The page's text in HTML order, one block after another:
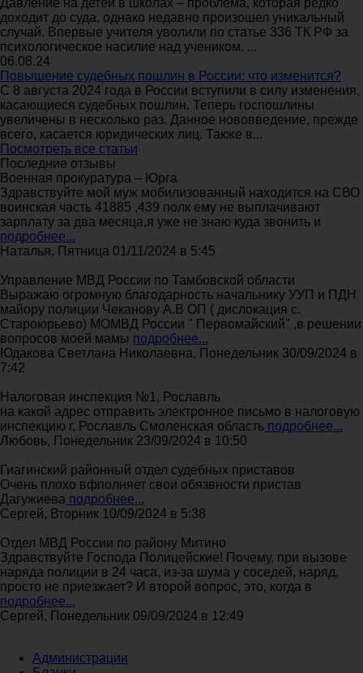
доходит до суда, однако недавно произошел уникальный
случай. Впервые учителя уволили по статье 336 ТК РФ за
психологическое насилие над учеником. ...
06.08.24
Повышение судебных пошлин в России: что изменится?
С 8 августа 2024 года в России вступили в силу изменения,
касающиеся судебных пошлин. Теперь госпошлины
увеличены в несколько раз. Данное нововведение, прежде
всего, касается юридических лиц. Также в...
Посмотреть все статьи
Последние отзывы
Военная прокуратура – Юрга
Здравствуйте мой муж мобилизованный находится на СВО
воинская часть 41885 ,439 полк ему не выплачивают
зарплату за два месяца,я уже не знаю куда звонить и
подробнее...
Наталья, Пятница 01/11/2024 в 5:45
Управление МВД России по Тамбовской области
Выражаю огромную благодарность начальнику УУП и ПДН
майору полиции Чеканову А.В ОП ( дислокация с.
Староюрьево) МОМВД России " Первомайский" ,в решении
вопросов моей мамы подробнее...
Юдакова Светлана Николаевна, Понедельник 30/09/2024 в
7:42
Налоговая инспекция №1, Рославль
на какой адрес отправить электронное письмо в налоговую
инспекцию г, Рославль Смоленская область подробнее...
Любовь, Понедельник 23/09/2024 в 10:50
Гиагинский районный отдел судебных приставов
Очень плохо вфполняет свои обязвности пристав
Дагужиева подробнее...
Сергей, Вторник 10/09/2024 в 5:38
Отдел МВД России по району Митино
Здравствуйте Господа Полицейские! Почему, при вызове
наряда полиции в 24 часа, из-за шума у соседей, наряд,
просто не приезжает? И второй вопрос, это, когда в
подробнее...
Сергей, Понедельник 09/09/2024 в 12:49
Администрации